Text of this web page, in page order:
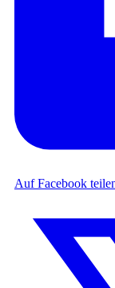
Auf Facebook